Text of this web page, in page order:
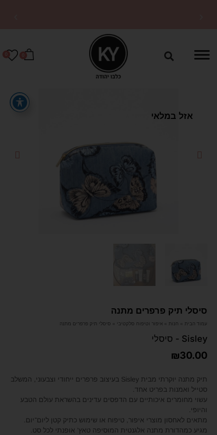
0
0
אזל במלאי
סיסלי תיק פרפרים מתנה
עמוד הבית » חנות » איפור וטיפוח סלקטיבי » סיסלי תיק פרפרים מתנה
Sisley - סיסלי
₪30.00
תיק מתנה יוקרתי מבית Sisley בעיצוב פרפרים ייחודי וצבעוני, המשלב
סטייל ואמנות בפריט אחד.
עשוי מחומרים איכותיים עם הדפסים עדינים בהשראת עולם הטבע
והיופי.
מתאים לאחסון מוצרי איפור, טיפוח או שימוש כתיק קטן ליום־יום.
מגיע כמהדורת מתנה אלגנטית המוסיפה טאץ’ אופנתי לכל סט.